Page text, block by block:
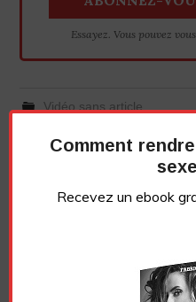
Essayez. Vous pouvez
Vidéo sans article
LE
COMMENT BIEN FAIRE
Comment
Recevez un ebook